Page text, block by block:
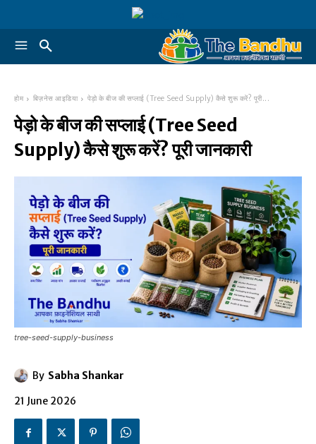
होम बिज़नेस आइडिया पेड़ो के बीज की सप्लाई (Tree Seed Supply) कैसे शुरू करें? पूरी...
पेड़ो के बीज की सप्लाई (Tree Seed
Supply) कैसे शुरू करें? पूरी जानकारी
tree-seed-supply-business
By Sabha Shankar
21 June 2026